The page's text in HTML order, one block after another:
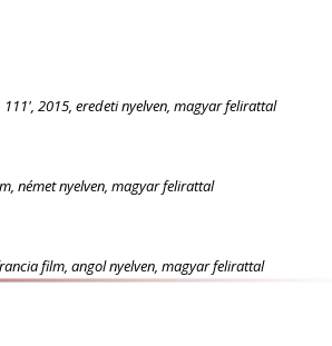
2015, eredeti nyelven, magyar felirattal
német nyelven, magyar felirattal
film, angol nyelven, magyar felirattal